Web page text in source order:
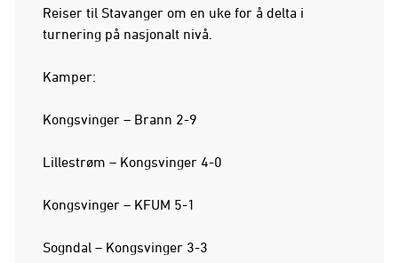
Reiser til Stavanger om en uke for å delta i
turnering på nasjonalt nivå.
Kamper:
Kongsvinger – Brann 2-9
Lillestrøm – Kongsvinger 4-0
Kongsvinger – KFUM 5-1
Sogndal – Kongsvinger 3-3